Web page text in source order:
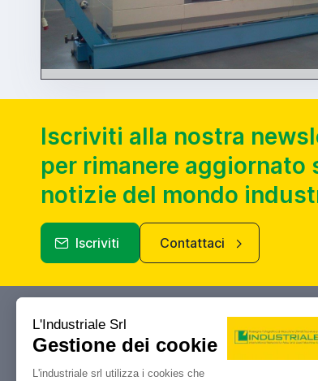
Iscriviti alla nostra
per rimanere aggiornato
notizie del mondo
Iscriviti Contattaci
Industriale.it